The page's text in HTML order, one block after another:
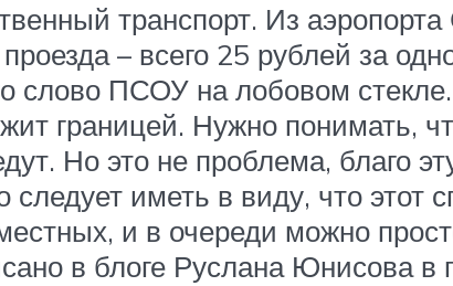
транспорт. Из
– всего 25 рублей за
слово ПСОУ на лобовом
границей. Нужно понимать,
Но это не проблема, благо
иметь в виду, что этот
и в очереди можно
в блоге Руслана Юнисова в